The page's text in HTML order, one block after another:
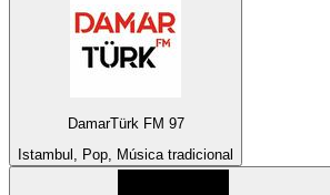
DamarTürk FM 97
Istambul, Pop, Música tradicional